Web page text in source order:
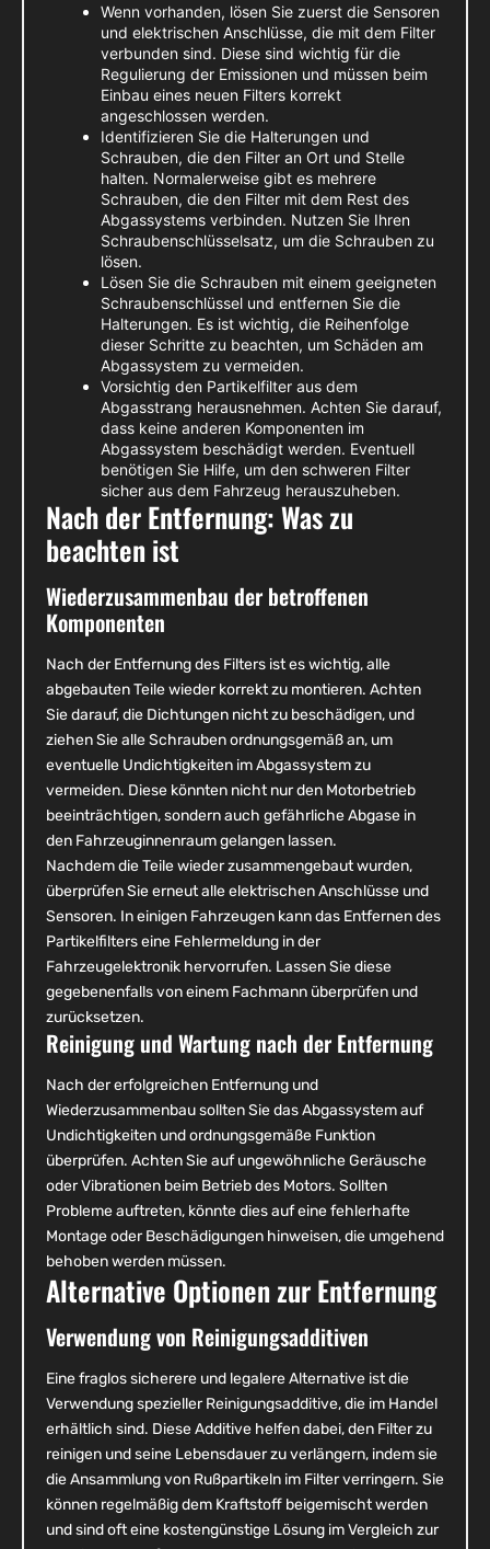
Wenn vorhanden, lösen Sie zuerst die Sensoren
und elektrischen Anschlüsse, die mit dem Filter
verbunden sind. Diese sind wichtig für die
Regulierung der Emissionen und müssen beim
Einbau eines neuen Filters korrekt
angeschlossen werden.
Identifizieren Sie die Halterungen und
Schrauben, die den Filter an Ort und Stelle
halten. Normalerweise gibt es mehrere
Schrauben, die den Filter mit dem Rest des
Abgassystems verbinden. Nutzen Sie Ihren
Schraubenschlüsselsatz, um die Schrauben zu
lösen.
Lösen Sie die Schrauben mit einem geeigneten
Schraubenschlüssel und entfernen Sie die
Halterungen. Es ist wichtig, die Reihenfolge
dieser Schritte zu beachten, um Schäden am
Abgassystem zu vermeiden.
Vorsichtig den Partikelfilter aus dem
Abgasstrang herausnehmen. Achten Sie darauf,
dass keine anderen Komponenten im
Abgassystem beschädigt werden. Eventuell
benötigen Sie Hilfe, um den schweren Filter
sicher aus dem Fahrzeug herauszuheben.
Nach der Entfernung: Was zu
beachten ist
Wiederzusammenbau der betroffenen
Komponenten
Nach der Entfernung des Filters ist es wichtig, alle
abgebauten Teile wieder korrekt zu montieren. Achten
Sie darauf, die Dichtungen nicht zu beschädigen, und
ziehen Sie alle Schrauben ordnungsgemäß an, um
eventuelle Undichtigkeiten im Abgassystem zu
vermeiden. Diese könnten nicht nur den Motorbetrieb
beeinträchtigen, sondern auch gefährliche Abgase in
den Fahrzeuginnenraum gelangen lassen.
Nachdem die Teile wieder zusammengebaut wurden,
überprüfen Sie erneut alle elektrischen Anschlüsse und
Sensoren. In einigen Fahrzeugen kann das Entfernen des
Partikelfilters eine Fehlermeldung in der
Fahrzeugelektronik hervorrufen. Lassen Sie diese
gegebenenfalls von einem Fachmann überprüfen und
zurücksetzen.
Reinigung und Wartung nach der Entfernung
Nach der erfolgreichen Entfernung und
Wiederzusammenbau sollten Sie das Abgassystem auf
Undichtigkeiten und ordnungsgemäße Funktion
überprüfen. Achten Sie auf ungewöhnliche Geräusche
oder Vibrationen beim Betrieb des Motors. Sollten
Probleme auftreten, könnte dies auf eine fehlerhafte
Montage oder Beschädigungen hinweisen, die umgehend
behoben werden müssen.
Alternative Optionen zur Entfernung
Verwendung von Reinigungsadditiven
Eine fraglos sicherere und legalere Alternative ist die
Verwendung spezieller Reinigungsadditive, die im Handel
erhältlich sind. Diese Additive helfen dabei, den Filter zu
reinigen und seine Lebensdauer zu verlängern, indem sie
die Ansammlung von Rußpartikeln im Filter verringern. Sie
können regelmäßig dem Kraftstoff beigemischt werden
und sind oft eine kostengünstige Lösung im Vergleich zur